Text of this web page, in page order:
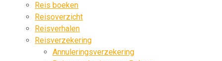
Reis boeken
Reisoverzicht
Reisverhalen
Reisverzekering
Annuleringsverzekering